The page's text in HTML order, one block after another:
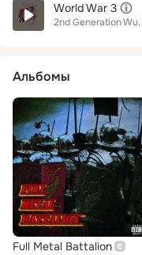
World War 3
2nd Generation Wu
Альбомы
Full Metal Battalion